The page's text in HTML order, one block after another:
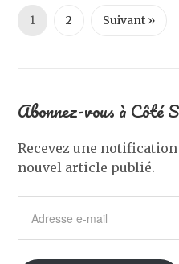
1 2 Suivant »
Abonnez-vous à Côté
Recevez une
nouvel article publié.
mail